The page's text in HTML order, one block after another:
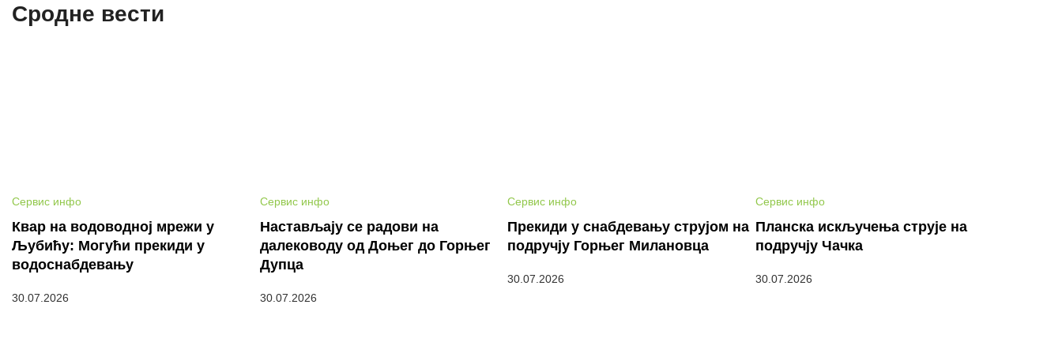
Сродне вести
Сервис инфо
Квар на водоводној мрежи у
Љубићу: Могући прекиди у
водоснабдевању
30.07.2026
Сервис инфо
Настављају се радови на
далеководу од Доњег до Горњег
Дупца
30.07.2026
Сервис инфо
Прекиди у снабдевању струјом на
подручју Горњег Милановца
30.07.2026
Сервис инфо
Планска искључења струје на
подручју Чачка
30.07.2026